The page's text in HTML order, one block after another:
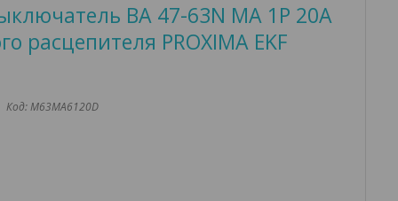
ВА 47-63N MA 1P 20А
расцепителя PROXIMA EKF
Код:M63MA6120D